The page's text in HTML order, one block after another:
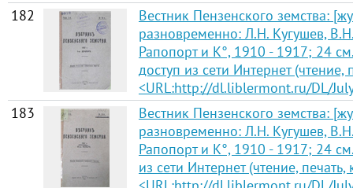
182
Вестник Пензенского земства:
разновременно: Л.Н. Кугушев,
Рапопорт и К°, 1910 - 1917; 24
доступ из сети Интернет
<URL:http://dl.liblermont.ru/DL/
183
Вестник Пензенского земства:
разновременно: Л.Н. Кугушев,
Рапопорт и К°, 1910 - 1917; 24
из сети Интернет (чтение,